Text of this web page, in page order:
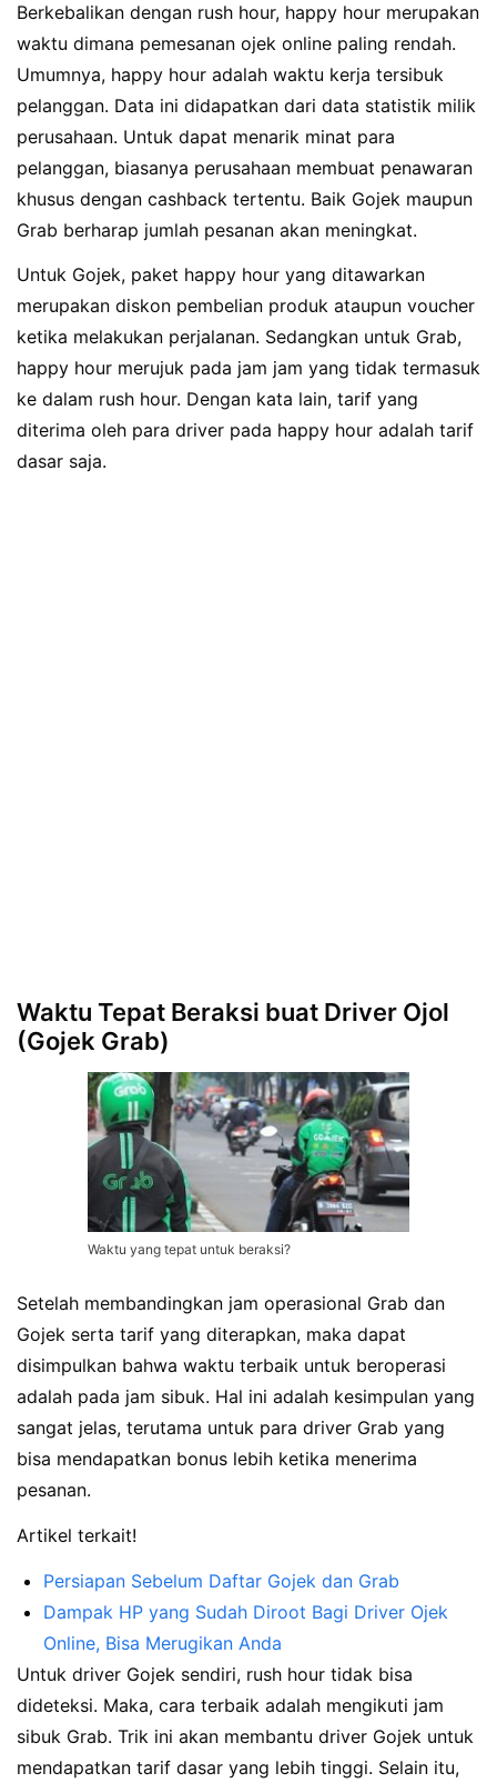
Berkebalikan dengan rush hour, happy hour merupakan
waktu dimana pemesanan ojek online paling rendah.
Umumnya, happy hour adalah waktu kerja tersibuk
pelanggan. Data ini didapatkan dari data statistik milik
perusahaan. Untuk dapat menarik minat para
pelanggan, biasanya perusahaan membuat penawaran
khusus dengan cashback tertentu. Baik Gojek maupun
Grab berharap jumlah pesanan akan meningkat.
Untuk Gojek, paket happy hour yang ditawarkan
merupakan diskon pembelian produk ataupun voucher
ketika melakukan perjalanan. Sedangkan untuk Grab,
happy hour merujuk pada jam jam yang tidak termasuk
ke dalam rush hour. Dengan kata lain, tarif yang
diterima oleh para driver pada happy hour adalah tarif
dasar saja.
Waktu Tepat Beraksi buat Driver Ojol
(Gojek Grab)
Waktu yang tepat untuk beraksi?
Setelah membandingkan jam operasional Grab dan
Gojek serta tarif yang diterapkan, maka dapat
disimpulkan bahwa waktu terbaik untuk beroperasi
adalah pada jam sibuk. Hal ini adalah kesimpulan yang
sangat jelas, terutama untuk para driver Grab yang
bisa mendapatkan bonus lebih ketika menerima
pesanan.
Artikel terkait!
Persiapan Sebelum Daftar Gojek dan Grab
Dampak HP yang Sudah Diroot Bagi Driver Ojek
Online, Bisa Merugikan Anda
Untuk driver Gojek sendiri, rush hour tidak bisa
dideteksi. Maka, cara terbaik adalah mengikuti jam
sibuk Grab. Trik ini akan membantu driver Gojek untuk
mendapatkan tarif dasar yang lebih tinggi. Selain itu,